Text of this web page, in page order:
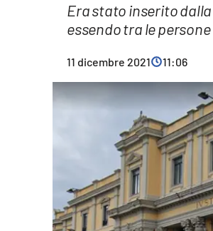
Era stato inserito
essendo tra le
11 dicembre 2021 11:06